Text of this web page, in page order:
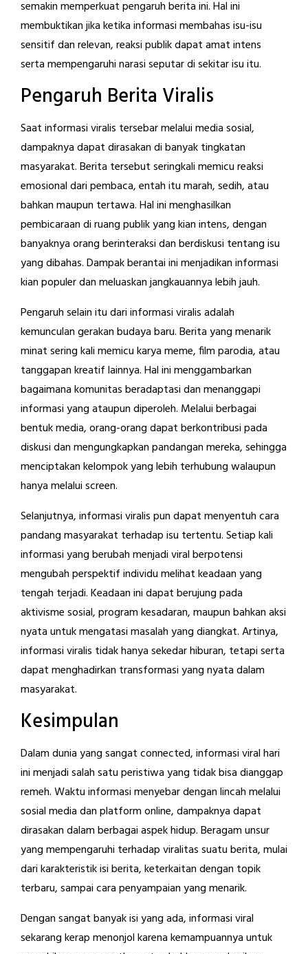
semakin memperkuat pengaruh berita ini. Hal ini
membuktikan jika ketika informasi membahas isu-isu
sensitif dan relevan, reaksi publik dapat amat intens
serta mempengaruhi narasi seputar di sekitar isu itu.
Pengaruh Berita Viralis
Saat informasi viralis tersebar melalui media sosial,
dampaknya dapat dirasakan di banyak tingkatan
masyarakat. Berita tersebut seringkali memicu reaksi
emosional dari pembaca, entah itu marah, sedih, atau
bahkan maupun tertawa. Hal ini menghasilkan
pembicaraan di ruang publik yang kian intens, dengan
banyaknya orang berinteraksi dan berdiskusi tentang isu
yang dibahas. Dampak berantai ini menjadikan informasi
kian populer dan meluaskan jangkauannya lebih jauh.
Pengaruh selain itu dari informasi viralis adalah
kemunculan gerakan budaya baru. Berita yang menarik
minat sering kali memicu karya meme, film parodia, atau
tanggapan kreatif lainnya. Hal ini menggambarkan
bagaimana komunitas beradaptasi dan menanggapi
informasi yang ataupun diperoleh. Melalui berbagai
bentuk media, orang-orang dapat berkontribusi pada
diskusi dan mengungkapkan pandangan mereka, sehingga
menciptakan kelompok yang lebih terhubung walaupun
hanya melalui screen.
Selanjutnya, informasi viralis pun dapat menyentuh cara
pandang masyarakat terhadap isu tertentu. Setiap kali
informasi yang berubah menjadi viral berpotensi
mengubah perspektif individu melihat keadaan yang
tengah terjadi. Keadaan ini dapat berujung pada
aktivisme sosial, program kesadaran, maupun bahkan aksi
nyata untuk mengatasi masalah yang diangkat. Artinya,
informasi viralis tidak hanya sekedar hiburan, tetapi serta
dapat menghadirkan transformasi yang nyata dalam
masyarakat.
Kesimpulan
Dalam dunia yang sangat connected, informasi viral hari
ini menjadi salah satu peristiwa yang tidak bisa dianggap
remeh. Waktu informasi menyebar dengan lincah melalui
sosial media dan platform online, dampaknya dapat
dirasakan dalam berbagai aspek hidup. Beragam unsur
yang mempengaruhi terhadap viralitas suatu berita, mulai
dari karakteristik isi berita, keterkaitan dengan topik
terbaru, sampai cara penyampaian yang menarik.
Dengan sangat banyak isi yang ada, informasi viral
sekarang kerap menonjol karena kemampuannya untuk